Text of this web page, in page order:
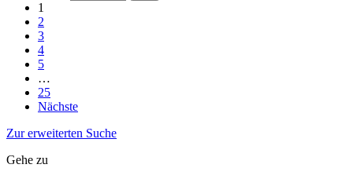
1
2
3
4
5
…
25
Nächste
Zur erweiterten Suche
Gehe zu